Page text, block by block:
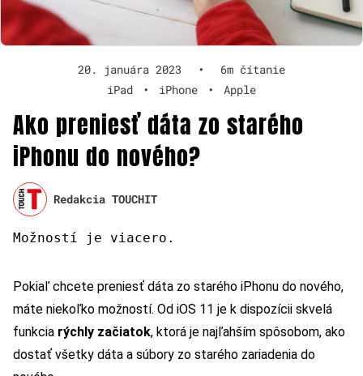
20. januára 2023 •
6m čítanie
iPad
• iPhone • Apple
Ako preniesť dáta zo starého
iPhonu do nového?
Redakcia TOUCHIT
Možností je viacero.
Pokiaľ chcete preniesť dáta zo starého iPhonu do nového,
máte niekoľko možností. Od iOS 11 je k dispozícii skvelá
funkcia rýchly začiatok, ktorá je najľahším spôsobom, ako
dostať všetky dáta a súbory zo starého zariadenia do